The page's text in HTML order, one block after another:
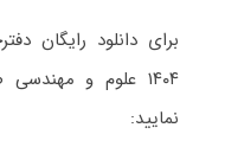
برای دانلود رایگان
۱۴۰۴ علوم و
نمایید: